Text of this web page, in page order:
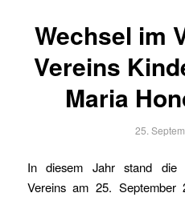
Wechsel im
Vereins
Maria
25.
In diesem Jahr stand die
Vereins am 25.